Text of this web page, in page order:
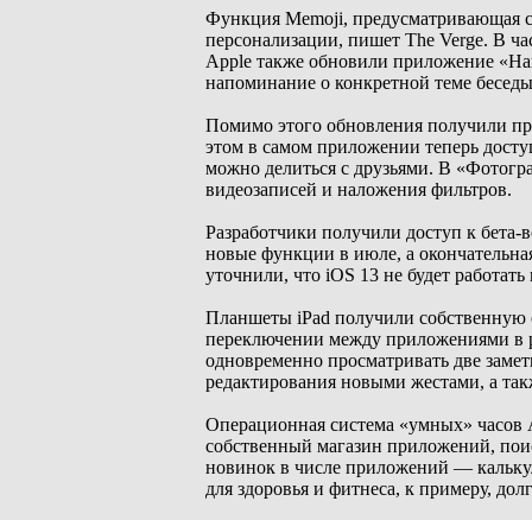
Функция Memoji, предусматривающая
персонализации, пишет The Verge. В
Apple также обновили приложение
напоминание о конкретной теме
Помимо этого обновления получили
этом в самом приложении теперь
можно делиться с друзьями. В
видеозаписей и наложения фильтров.
Разработчики получили доступ к
новые функции в июле, а
уточнили, что iOS 13 не будет
Планшеты iPad получили собственную
переключении между приложениями в
одновременно просматривать две
редактирования новыми жестами, а
Операционная система «умных»
собственный магазин приложений,
новинок в числе приложений —
для здоровья и фитнеса, к примеру,